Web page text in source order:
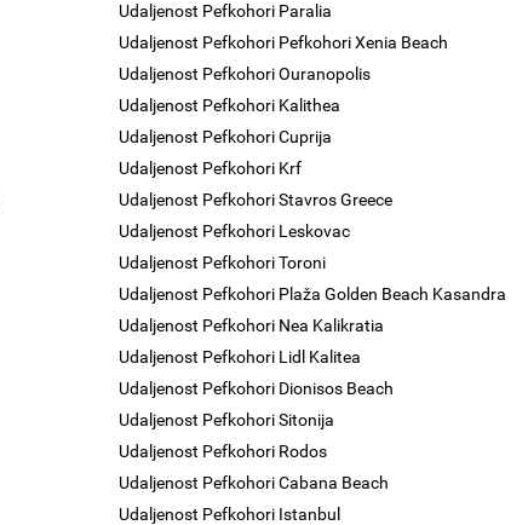
Udaljenost Pefkohori Paralia
Udaljenost Pefkohori Pefkohori Xenia Beach
Udaljenost Pefkohori Ouranopolis
Udaljenost Pefkohori Kalithea
Udaljenost Pefkohori Cuprija
Udaljenost Pefkohori Krf
Udaljenost Pefkohori Stavros Greece
Udaljenost Pefkohori Leskovac
Udaljenost Pefkohori Toroni
Udaljenost Pefkohori Plaža Golden Beach Kasandra
Udaljenost Pefkohori Nea Kalikratia
Udaljenost Pefkohori Lidl Kalitea
Udaljenost Pefkohori Dionisos Beach
Udaljenost Pefkohori Sitonija
Udaljenost Pefkohori Rodos
Udaljenost Pefkohori Cabana Beach
Udaljenost Pefkohori Istanbul